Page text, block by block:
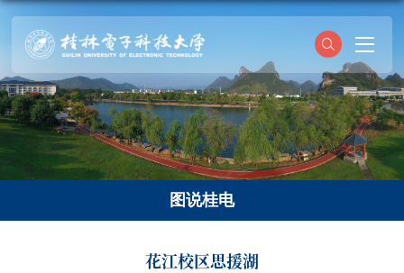
图说桂电
花江校区思援湖